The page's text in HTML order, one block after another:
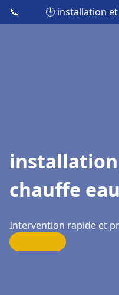
📞 🕒 installation
chauffe
Intervention rapide et